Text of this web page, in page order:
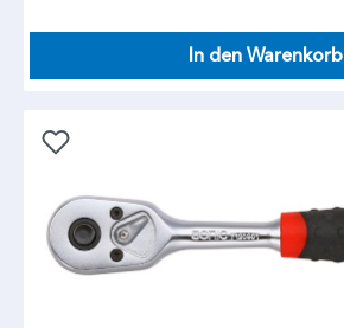
In den Warenkorb